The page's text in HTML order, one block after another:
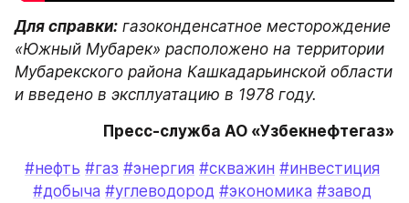
Для справки: газоконденсатное месторождение
«Южный Мубарек» расположено на территории
Мубарекского района Кашкадарьинской области
и введено в эксплуатацию в 1978 году.
Пресс-служба АО «Узбекнефтегаз»
#нефть #газ #энергия #скважин #инвестиция
#добыча #углеводород #экономика #завод